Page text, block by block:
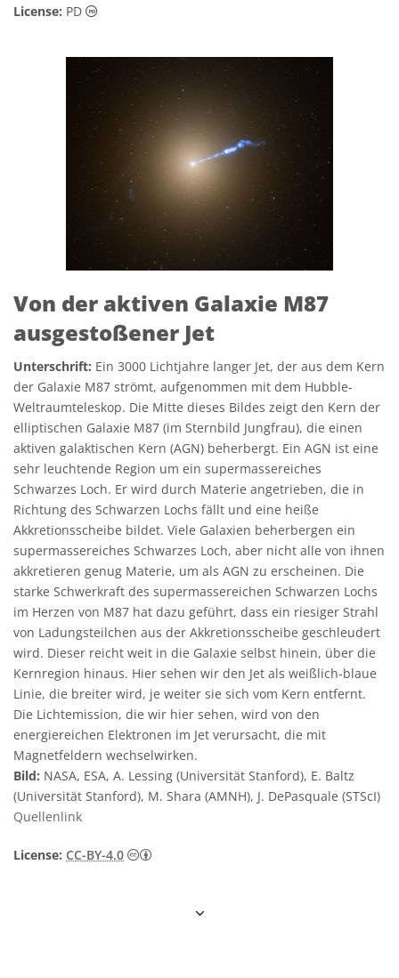
License: PD Gemeinfrei Symbole
Von der aktiven Galaxie M87
ausgestoßener Jet
Unterschrift: Ein 3000 Lichtjahre langer Jet, der aus dem Kern
der Galaxie M87 strömt, aufgenommen mit dem Hubble-
Weltraumteleskop. Die Mitte dieses Bildes zeigt den Kern der
elliptischen Galaxie M87 (im Sternbild Jungfrau), die einen
aktiven galaktischen Kern (AGN) beherbergt. Ein AGN ist eine
sehr leuchtende Region um ein supermassereiches
Schwarzes Loch. Er wird durch Materie angetrieben, die in
Richtung des Schwarzen Lochs fällt und eine heiße
Akkretionsscheibe bildet. Viele Galaxien beherbergen ein
supermassereiches Schwarzes Loch, aber nicht alle von ihnen
akkretieren genug Materie, um als AGN zu erscheinen. Die
starke Schwerkraft des supermassereichen Schwarzen Lochs
im Herzen von M87 hat dazu geführt, dass ein riesiger Strahl
von Ladungsteilchen aus der Akkretionsscheibe geschleudert
wird. Dieser reicht weit in die Galaxie selbst hinein, über die
Kernregion hinaus. Hier sehen wir den Jet als weißlich-blaue
Linie, die breiter wird, je weiter sie sich vom Kern entfernt.
Die Lichtemission, die wir hier sehen, wird von den
energiereichen Elektronen im Jet verursacht, die mit
Magnetfeldern wechselwirken.
Bild: NASA, ESA, A. Lessing (Universität Stanford), E. Baltz
(Universität Stanford), M. Shara (AMNH), J. DePasquale (STScI)
Quellenlink
License: CC-BY-4.0 Creative Commons Namensnennung 4.0